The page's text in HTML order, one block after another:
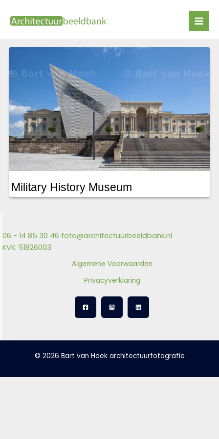
naar
Dresden
Military History Museum
06 - 14 85 30 46 foto@architectuurbeeldbank.nl
KVK: 51826003
Algemene Voorwaarden
Privacyverklaring
© 2026 Bart van Hoek architectuurfotografie